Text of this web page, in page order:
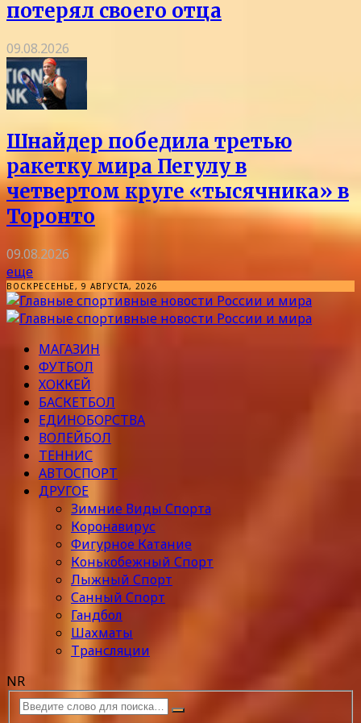
потерял своего отца
09.08.2026
Шнайдер победила третью
ракетку мира Пегулу в
четвертом круге «тысячника» в
Торонто
09.08.2026
еще
ВОСКРЕСЕНЬЕ, 9 АВГУСТА, 2026
МАГАЗИН
ФУТБОЛ
ХОККЕЙ
БАСКЕТБОЛ
ЕДИНОБОРСТВА
ВОЛЕЙБОЛ
ТЕННИС
АВТОСПОРТ
ДРУГОЕ
Зимние Виды Спорта
Коронавирус
Фигурное Катание
Конькобежный Спорт
Лыжный Спорт
Санный Спорт
Гандбол
Шахматы
Трансляции
NR